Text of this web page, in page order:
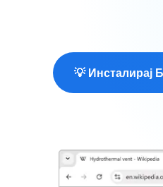
💡 Инсталирај